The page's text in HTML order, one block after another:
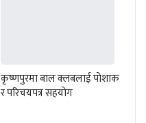
कृष्णपुरमा बाल क्लबलाई पोशाक
र परिचयपत्र सहयोग